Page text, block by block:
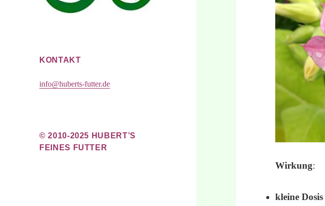
KONTAKT
info@huberts-futter.de
© 2010-2025 HUBERT’S
FEINES FUTTER
Wirkung:
kleine Dosis